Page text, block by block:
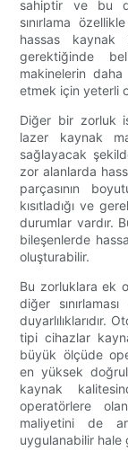
sahiptir ve bu
sınırlama
hassas
gerektiğinde
makinelerin daha
etmek için yeterli
Diğer bir zorluk
lazer kaynak
sağlayacak
zor alanlarda
parçasının
kısıtladığı ve
durumlar vardır.
bileşenlerde
oluşturabilir.
Bu zorluklara ek
diğer
duyarlılıklarıdır.
tipi cihazlar
büyük ölçüde
en yüksek
kaynak
operatörlere
maliyetini de
uygulanabilir hale